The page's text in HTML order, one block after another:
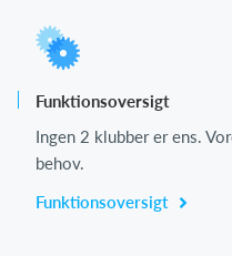
Funktionsoversigt
Ingen 2 klubber er ens.
behov.
Funktionsoversigt